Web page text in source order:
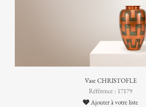
Vase CHRISTOFLE
Référence : 17179
Ajouter à votre liste